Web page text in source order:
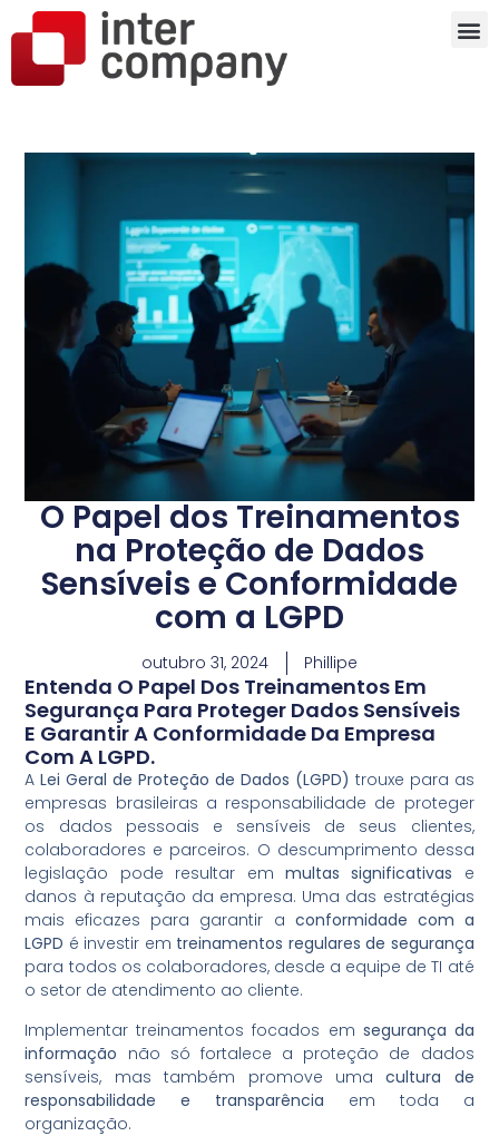
O Papel dos Treinamentos
na Proteção de Dados
Sensíveis e Conformidade
com a LGPD
outubro 31, 2024 Phillipe
Entenda O Papel Dos Treinamentos Em
Segurança Para Proteger Dados Sensíveis
E Garantir A Conformidade Da Empresa
Com A LGPD.
ALei Geral de Proteção de Dados (LGPD) trouxe para as
empresas brasileiras a responsabilidade de proteger
os dados pessoais e sensíveis de seus clientes,
colaboradores e parceiros. O descumprimento dessa
legislação pode resultar em multas significativas e
danos à reputação da empresa. Uma das estratégias
mais eficazes para garantir a conformidade com a
LGPD é investir em treinamentos regulares de segurança
para todos os colaboradores, desde a equipe de TI até
o setor de atendimento ao cliente.
Implementar treinamentos focados em segurança da
informação não só fortalece a proteção de dados
sensíveis, mas também promove umacultura de
responsabilidade e transparência em toda a
organização.